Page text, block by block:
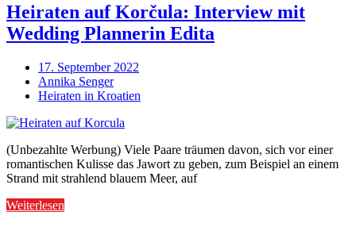
Heiraten auf Korčula: Interview mit
Wedding Plannerin Edita
17. September 2022
Annika Senger
Heiraten in Kroatien
(Unbezahlte Werbung) Viele Paare träumen davon, sich vor einer
romantischen Kulisse das Jawort zu geben, zum Beispiel an einem
Strand mit strahlend blauem Meer, auf
Weiterlesen